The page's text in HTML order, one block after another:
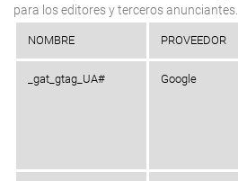
para los editores y terceros anunciantes.
NOMBRE PROVEEDOR
_gat_gtag_UA# Google